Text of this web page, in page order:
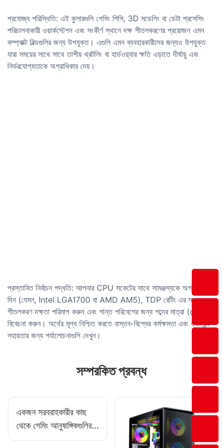
প্রযোজ্য পরিস্থিতি: এই কুলারগুলি গেমিং পিসি, 3D মডেলিং বা ডেটা প্রসেসিং
পরিচালনাকারী ওয়ার্কস্টেশন এবং সংকীর্ণ স্থানে দক্ষ শীতলকরণের প্রয়োজন এমন
কম্প্যাক্ট বিল্ডগুলির জন্য উপযুক্ত। এগুলি এমন ব্যবহারকারীদের জন্যও উপযুক্ত
যারা সময়ের সাথে সাথে তাপীয় থ্রটলিং বা হার্ডওয়্যার ক্ষতি এড়াতে দীর্ঘায়ু এবং
নির্ভরযোগ্যতাকে অগ্রাধিকার দেয়।
প্রস্তাবিত নির্বাচন পদ্ধতি: আপনার CPU সকেটের সাথে সামঞ্জস্যকে অগ্রাধিকার
দিন (যেমন, Intel LGA1700 বা AMD AM5), TDP রেটিং এর মাধ্যমে
শীতলকরণ দক্ষতা পরিমাপ করুন এবং শান্ত পরিবেশের জন্য শব্দের মাত্রা (dB)
বিবেচনা করুন। অর্থের মূল্য নিশ্চিত করতে বাস্তব-বিশ্বের কর্মক্ষমতা এবং ওয়ারেন্টি
সহায়তার জন্য পর্যালোচনাগুলি দেখুন।
সম্পরকিত প্রবন্ধ
একজন সরবরাহকারীর কাছ
থেকে গেমিং আনুষাঙ্গিকগুলির
মান কীভাবে মূল্যায়ন করবেন?